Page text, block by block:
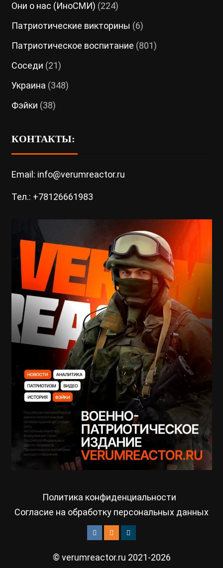
Они о нас (ИноСМИ) (224)
Патриотические викторины (6)
Патриотическое воспитание (801)
Соседи (21)
Украина (348)
Фэйки (38)
КОНТАКТЫ:
Email: info@verumreactor.ru
Тел.: +78126661983
Политика конфиденциальности
Согласие на обработку персональных данных
© verumreactor.ru 2021-2026